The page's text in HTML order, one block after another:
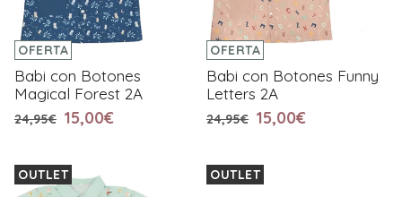
OFERTA
Babi con Botones
Magical Forest 2A
24,95€ 15,00€
OFERTA
Babi con Botones Funny
Letters 2A
24,95€ 15,00€
OUTLET OUTLET